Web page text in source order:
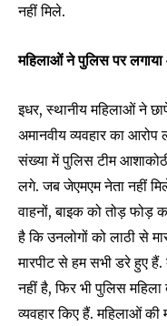
Join our
To subscribe, simply
or click the subscribe
your privacy and won't
नहीं मिले.
महिलाओं ने पुलिस पर लगाया
इधर, स्थानीय महिलाओं ने
अमानवीय व्यवहार का
संख्या में पुलिस टीम
लगे. जब जेएमएम नेता नहीं
वाहनों, बाइक को तोड़ फोड़
है कि उनलोगों को लाठी से
मारपीट से हम सभी डरे हुए
नहीं है, फिर भी पुलिस
व्यवहार किए हैं. महिलाओं की